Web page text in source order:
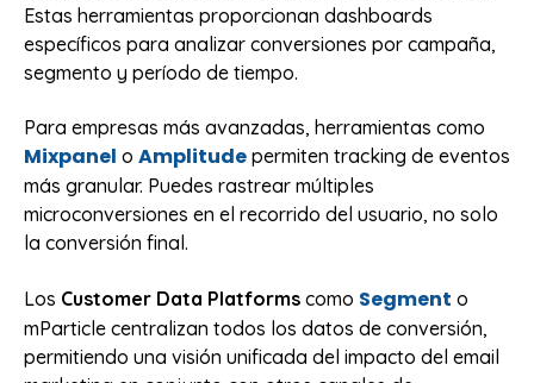
Estas herramientas proporcionan dashboards
específicos para analizar conversiones por campaña,
segmento y período de tiempo.
Para empresas más avanzadas, herramientas como
Mixpanel o Amplitude permiten tracking de eventos
más granular. Puedes rastrear múltiples
microconversiones en el recorrido del usuario, no solo
la conversión final.
Los Customer Data Platforms como Segment o
mParticle centralizan todos los datos de conversión,
permitiendo una visión unificada del impacto del email